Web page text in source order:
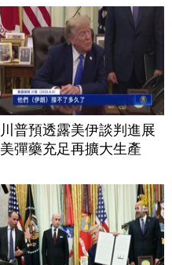
川普預透露美伊談判進展
美彈藥充足再擴大生產